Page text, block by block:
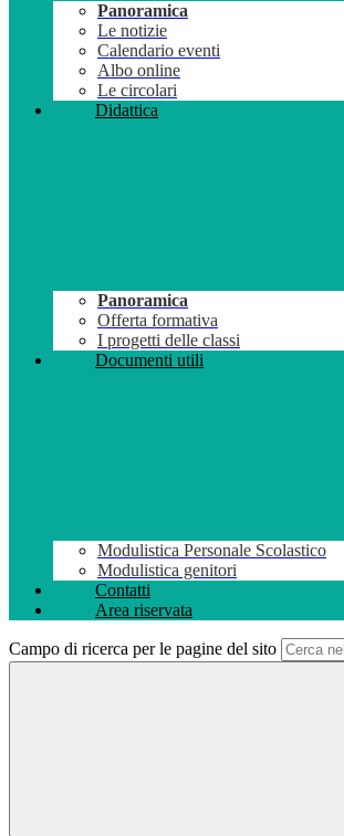
Panoramica
Le notizie
Calendario eventi
Albo online
Le circolari
Didattica
Panoramica
Offerta formativa
I progetti delle classi
Documenti utili
Modulistica Personale Scolastico
Modulistica genitori
Contatti
Area riservata
Campo di ricerca per le pagine del sito